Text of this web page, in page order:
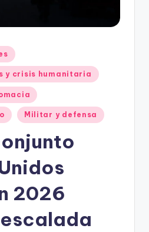
y crisis humanitaria
Militar y defensa
2026